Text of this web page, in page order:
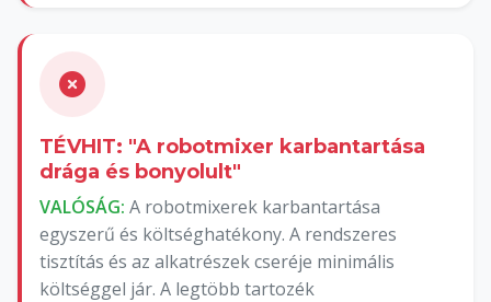
TÉVHIT: "A robotmixer karbantartása
drága és bonyolult"
VALÓSÁG: A robotmixerek karbantartása
egyszerű és költséghatékony. A rendszeres
tisztítás és az alkatrészek cseréje minimális
költséggel jár. A legtöbb tartozék